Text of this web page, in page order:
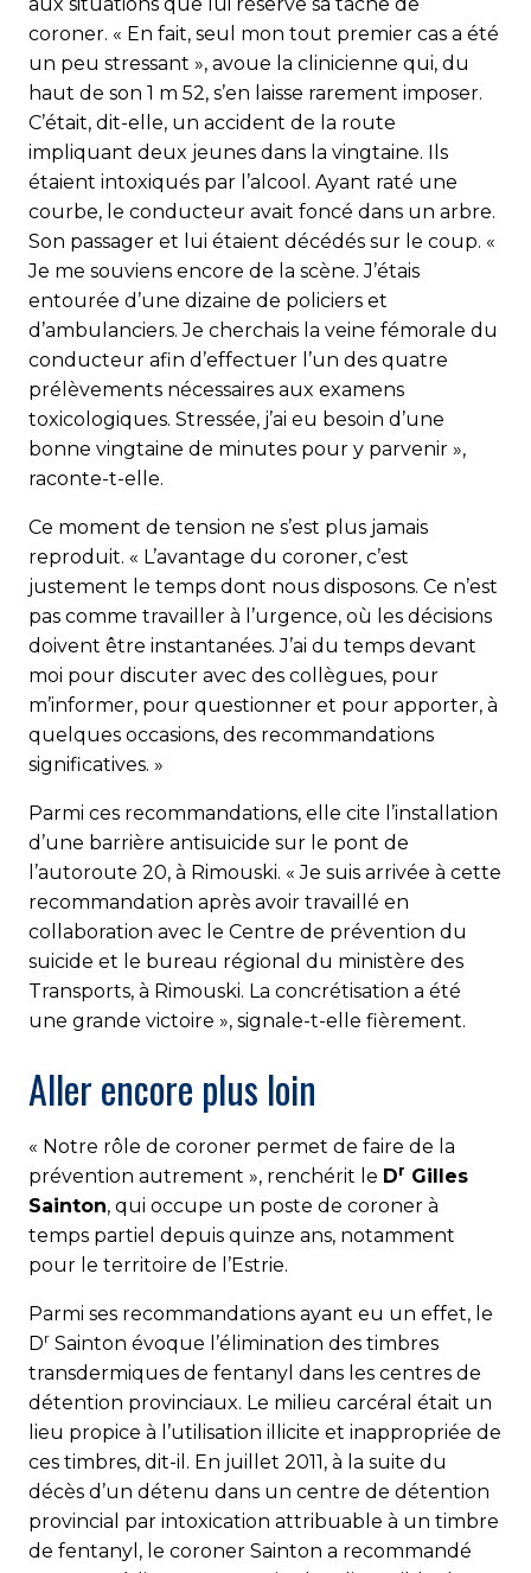
aux situations que lui réserve sa tâche de
coroner. « En fait, seul mon tout premier cas a été
un peu stressant », avoue la clinicienne qui, du
haut de son 1 m 52, s’en laisse rarement imposer.
C’était, dit-elle, un accident de la route
impliquant deux jeunes dans la vingtaine. Ils
étaient intoxiqués par l’alcool. Ayant raté une
courbe, le conducteur avait foncé dans un arbre.
Son passager et lui étaient décédés sur le coup. «
Je me souviens encore de la scène. J’étais
entourée d’une dizaine de policiers et
d’ambulanciers. Je cherchais la veine fémorale du
conducteur afin d’effectuer l’un des quatre
prélèvements nécessaires aux examens
toxicologiques. Stressée, j’ai eu besoin d’une
bonne vingtaine de minutes pour y parvenir »,
raconte-t-elle.
Ce moment de tension ne s’est plus jamais
reproduit. « L’avantage du coroner, c’est
justement le temps dont nous disposons. Ce n’est
pas comme travailler à l’urgence, où les décisions
doivent être instantanées. J’ai du temps devant
moi pour discuter avec des collègues, pour
m’informer, pour questionner et pour apporter, à
quelques occasions, des recommandations
significatives. »
Parmi ces recommandations, elle cite l’installation
d’une barrière antisuicide sur le pont de
l’autoroute 20, à Rimouski. « Je suis arrivée à cette
recommandation après avoir travaillé en
collaboration avec le Centre de prévention du
suicide et le bureau régional du ministère des
Transports, à Rimouski. La concrétisation a été
une grande victoire », signale-t-elle fièrement.
Aller encore plus loin
« Notre rôle de coroner permet de faire de la
prévention autrement », renchérit le Dr Gilles
Sainton, qui occupe un poste de coroner à
temps partiel depuis quinze ans, notamment
pour le territoire de l’Estrie.
Parmi ses recommandations ayant eu un effet, le
Dr Sainton évoque l’élimination des timbres
transdermiques de fentanyl dans les centres de
détention provinciaux. Le milieu carcéral était un
lieu propice à l’utilisation illicite et inappropriée de
ces timbres, dit-il. En juillet 2011, à la suite du
décès d’un détenu dans un centre de détention
provincial par intoxication attribuable à un timbre
de fentanyl, le coroner Sainton a recommandé